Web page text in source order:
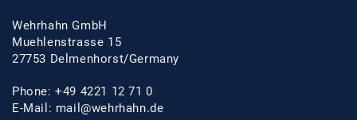
Wehrhahn GmbH
Muehlenstrasse 15
27753 Delmenhorst/Germany
Phone: +49 4221 12 71 0
E-Mail: mail@wehrhahn.de